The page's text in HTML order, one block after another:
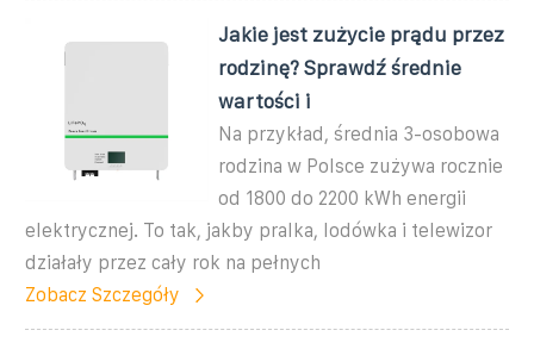
Jakie jest zużycie prądu przez
rodzinę? Sprawdź średnie
wartości i
Na przykład, średnia 3-osobowa
rodzina w Polsce zużywa rocznie
od 1800 do 2200 kWh energii
elektrycznej. To tak, jakby pralka, lodówka i telewizor
działały przez cały rok na pełnych
Zobacz Szczegóły